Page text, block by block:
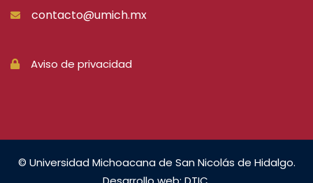
contacto@umich.mx
Aviso de privacidad
© Universidad Michoacana de San Nicolás de Hidalgo.